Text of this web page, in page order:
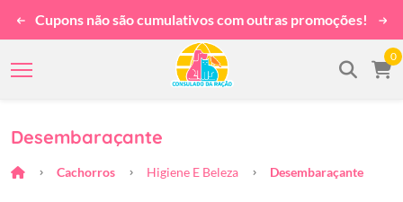
Cupons não são cumulativos com outras promoções!
0
Desembaraçante
Cachorros Higiene E Beleza Desembaraçante